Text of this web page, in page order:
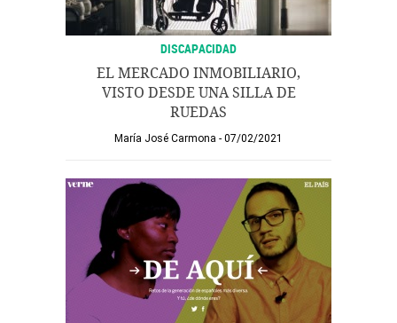
DISCAPACIDAD
EL MERCADO INMOBILIARIO,
VISTO DESDE UNA SILLA DE
RUEDAS
María José Carmona 07/02/2021